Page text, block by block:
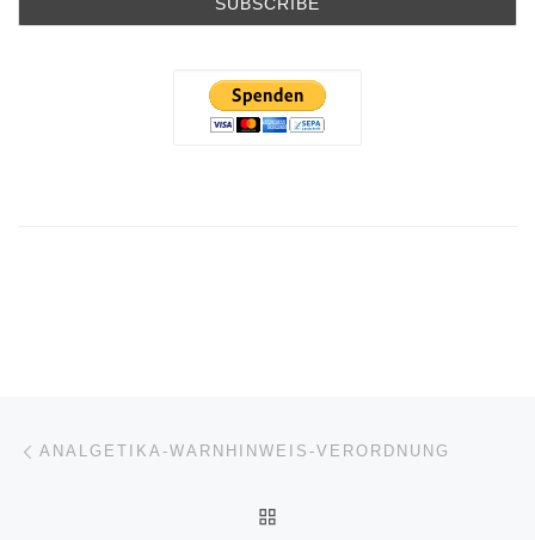
Post navigation
ANALGETIKA-WARNHINWEIS-VERORDNUNG